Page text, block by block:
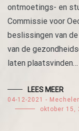
ontmoetings- en
Commissie voor
beslissingen van
van de
laten plaatsvinden…
LEES MEER
04-12-2021 -
oktober 15,